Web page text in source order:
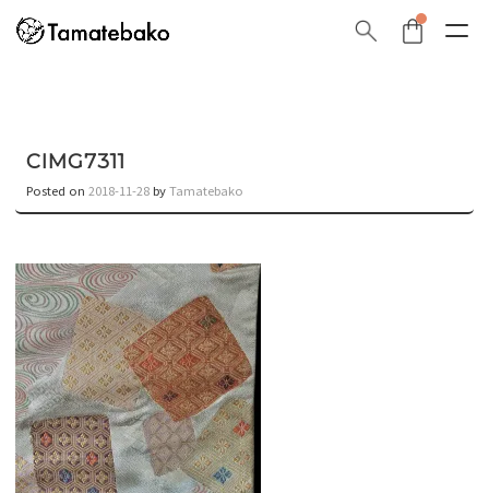
CIMG7311
Posted on 2018-11-28 byTamatebako